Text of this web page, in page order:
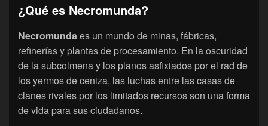
¿Qué es Necromunda?
Necromundaes un mundo de minas, fábricas,
refinerías y plantas de procesamiento. En la oscuridad
de la subcolmena y los planos asfixiados por el rad de
los yermos de ceniza, las luchas entre las casas de
clanes rivales por los limitados recursos son una forma
de vida para sus ciudadanos.